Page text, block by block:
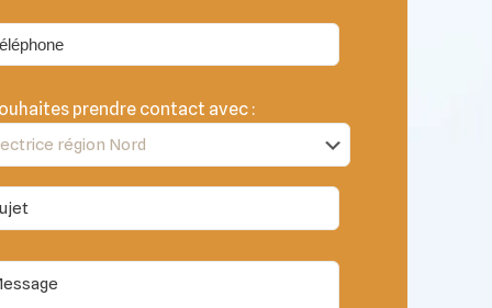
prendre contact avec :